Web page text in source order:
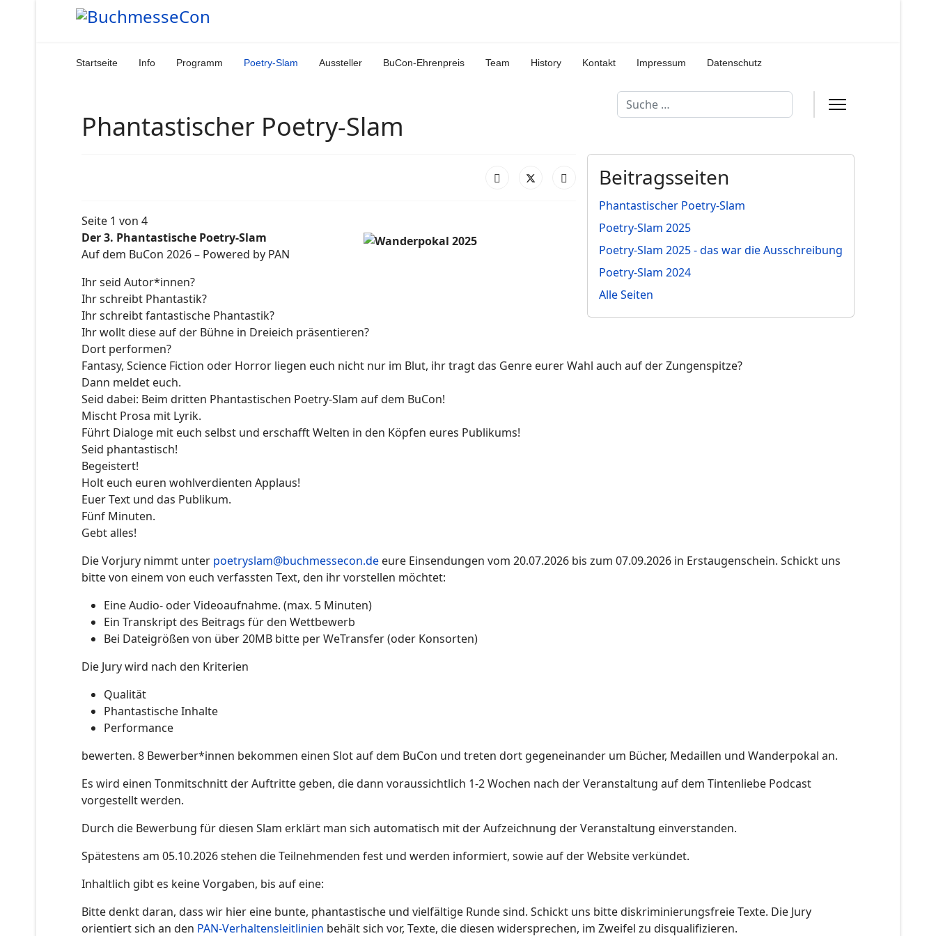
Startseite Info Programm Poetry-Slam Aussteller BuCon-Ehrenpreis Team History Kontakt Impressum Datenschutz
Suchen
Phantastischer Poetry-Slam
Beitragsseiten
Phantastischer Poetry-Slam
Poetry-Slam 2025
Poetry-Slam 2025 - das war die Ausschreibung
Poetry-Slam 2024
Alle Seiten
Seite 1 von 4
Der 3. Phantastische Poetry-Slam
Auf dem BuCon 2026 – Powered by PAN
Ihr seid Autor*innen?
Ihr schreibt Phantastik?
Ihr schreibt fantastische Phantastik?
Ihr wollt diese auf der Bühne in Dreieich präsentieren?
Dort performen?
Fantasy, Science Fiction oder Horror liegen euch nicht nur im Blut, ihr tragt das Genre eurer Wahl auch auf der Zungenspitze?
Dann meldet euch.
Seid dabei: Beim dritten Phantastischen Poetry-Slam auf dem BuCon!
Mischt Prosa mit Lyrik.
Führt Dialoge mit euch selbst und erschafft Welten in den Köpfen eures Publikums!
Seid phantastisch!
Begeistert!
Holt euch euren wohlverdienten Applaus!
Euer Text und das Publikum.
Fünf Minuten.
Gebt alles!
Die Vorjury nimmt unter poetryslam@buchmessecon.de eure Einsendungen vom 20.07.2026 bis zum 07.09.2026 in Erstaugenschein. Schickt uns
bitte von einem von euch verfassten Text, den ihr vorstellen möchtet:
Eine Audio- oder Videoaufnahme. (max. 5 Minuten)
Ein Transkript des Beitrags für den Wettbewerb
Bei Dateigrößen von über 20MB bitte per WeTransfer (oder Konsorten)
Die Jury wird nach den Kriterien
Qualität
Phantastische Inhalte
Performance
bewerten. 8 Bewerber*innen bekommen einen Slot auf dem BuCon und treten dort gegeneinander um Bücher, Medaillen und Wanderpokal an.
Es wird einen Tonmitschnitt der Auftritte geben, die dann voraussichtlich 1-2 Wochen nach der Veranstaltung auf dem Tintenliebe Podcast
vorgestellt werden.
Durch die Bewerbung für diesen Slam erklärt man sich automatisch mit der Aufzeichnung der Veranstaltung einverstanden.
Spätestens am 05.10.2026 stehen die Teilnehmenden fest und werden informiert, sowie auf der Website verkündet.
Inhaltlich gibt es keine Vorgaben, bis auf eine:
Bitte denkt daran, dass wir hier eine bunte, phantastische und vielfältige Runde sind. Schickt uns bitte diskriminierungsfreie Texte. Die Jury
orientiert sich an den PAN-Verhaltensleitlinien behält sich vor, Texte, die diesen widersprechen, im Zweifel zu disqualifizieren.